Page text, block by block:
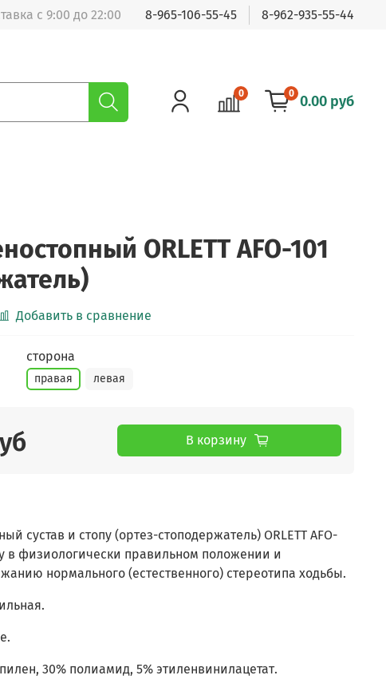
с 9:00 до 22:00 8-965-106-55-45 8-962-935-55-44
0 0 0.00 руб
ORLETT AFO-101
Добавить в сравнение
сторона
правая левая
В корзину
сустав и стопу (ортез-стоподержатель) ORLETT AFO-
в физиологически правильном положении и
нормального (естественного) стереотипа ходьбы.
30% полиамид, 5% этиленвинилацетат.